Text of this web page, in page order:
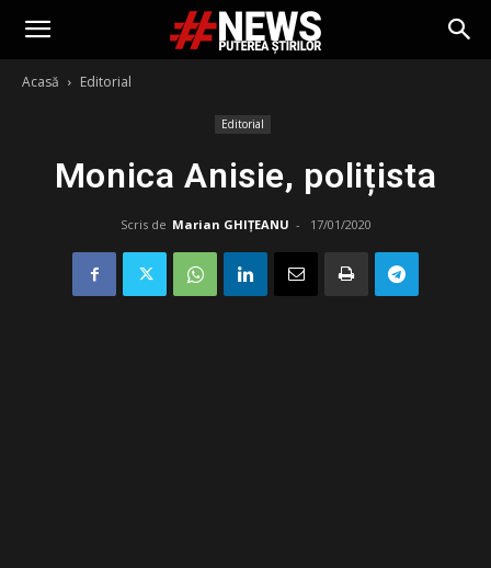
Acasă Editorial
Editorial
Monica Anisie, polițista
Scris de Marian GHIȚEANU - 17/01/2020